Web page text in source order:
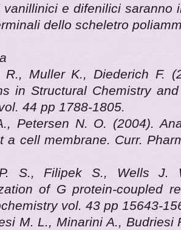
vanillinici e difenilici saranno
dello scheletro
Muller K., Diederich F.
in Structural Chemistry
44 pp 1788-1805.
Petersen N. O. (2004).
a cell membrane. Curr.
S., Filipek S., Wells J.
of G protein-coupled
vol. 43 pp 15643-
M. L., Minarini A., Budriesi